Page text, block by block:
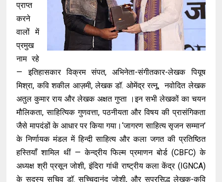
प्राप्त
करने
वालों में
प्रमुख
नाम रहे
— इतिहासकार विक्रम संपत, अभिनेता-संगीतकार-लेखक पियूष
मिश्रा, कवि शकील आज़मी, लेखक डॉ. ओमेंद्र रत्नू, नवोदित लेखक
अतुल कुमार राय और लेखक अक्षत गुप्ता ।इन सभी लेखकों का चयन
मौलिकता, साहित्यिक गुणवत्ता, पठनीयता और विषय की प्रासंगिकता
जैसे मापदंडों के आधार पर किया गया।‘जागरण साहित्य सृजन सम्मान’
के निर्णायक मंडल में हिन्दी साहित्य और कला जगत की प्रतिष्ठित
हस्तियाँ शामिल थीं — केन्द्रीय फिल्म प्रमाणन बोर्ड (CBFC) के
अध्यक्ष श्री प्रसून जोशी, इंदिरा गांधी राष्ट्रीय कला केंद्र (IGNCA)
के सदस्य सचिव डॉ. सच्चिदानंद जोशी, और सुप्रसिद्ध लेखक-कवि